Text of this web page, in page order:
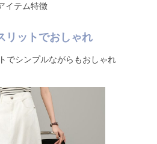
イテム特徴
リットでおしゃれ
でシンプルながらもおしゃれ